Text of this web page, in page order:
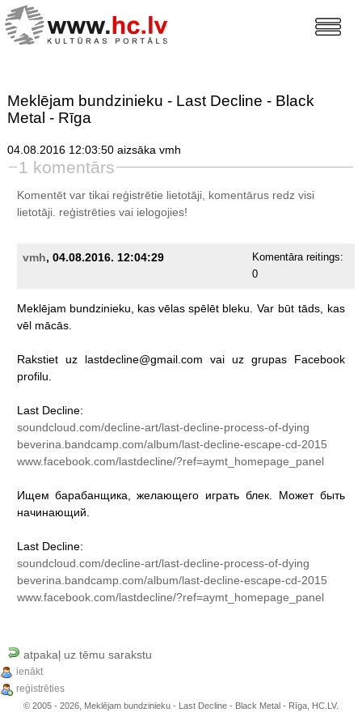
Meklējam bundzinieku - Last Decline - Black
Metal - Rīga
04.08.2016 12:03:50 aizsāka vmh
1 komentārs
Komentēt var tikai reģistrētie lietotāji, komentārus redz visi
lietotāji. reģistrētiesvai ielogojies!
vmh, 04.08.2016. 12:04:29
Komentāra reitings:
0
Meklējam bundzinieku, kas vēlas spēlēt bleku. Var būt tāds,
kas
vēl mācās.
Rakstiet uz lastdecline@gmail.com vai uz grupas
Facebook
profilu.
Last Decline:
soundcloud.com/decline-art/last-decline-process-of-dying
beverina.bandcamp.com/album/last-decline-escape-cd-2015
www.facebook.com/lastdecline/?ref=aymt_homepage_panel
Ищем барабанщика, желающего играть блек. Может быть
начинающий.
Last Decline:
soundcloud.com/decline-art/last-decline-process-of-dying
beverina.bandcamp.com/album/last-decline-escape-cd-2015
www.facebook.com/lastdecline/?ref=aymt_homepage_panel
atpakaļ uz tēmu sarakstu
ienākt
reģistrēties
© 2005 - 2026, Meklējam bundzinieku - Last Decline - Black Metal - Rīga, HC.LV.